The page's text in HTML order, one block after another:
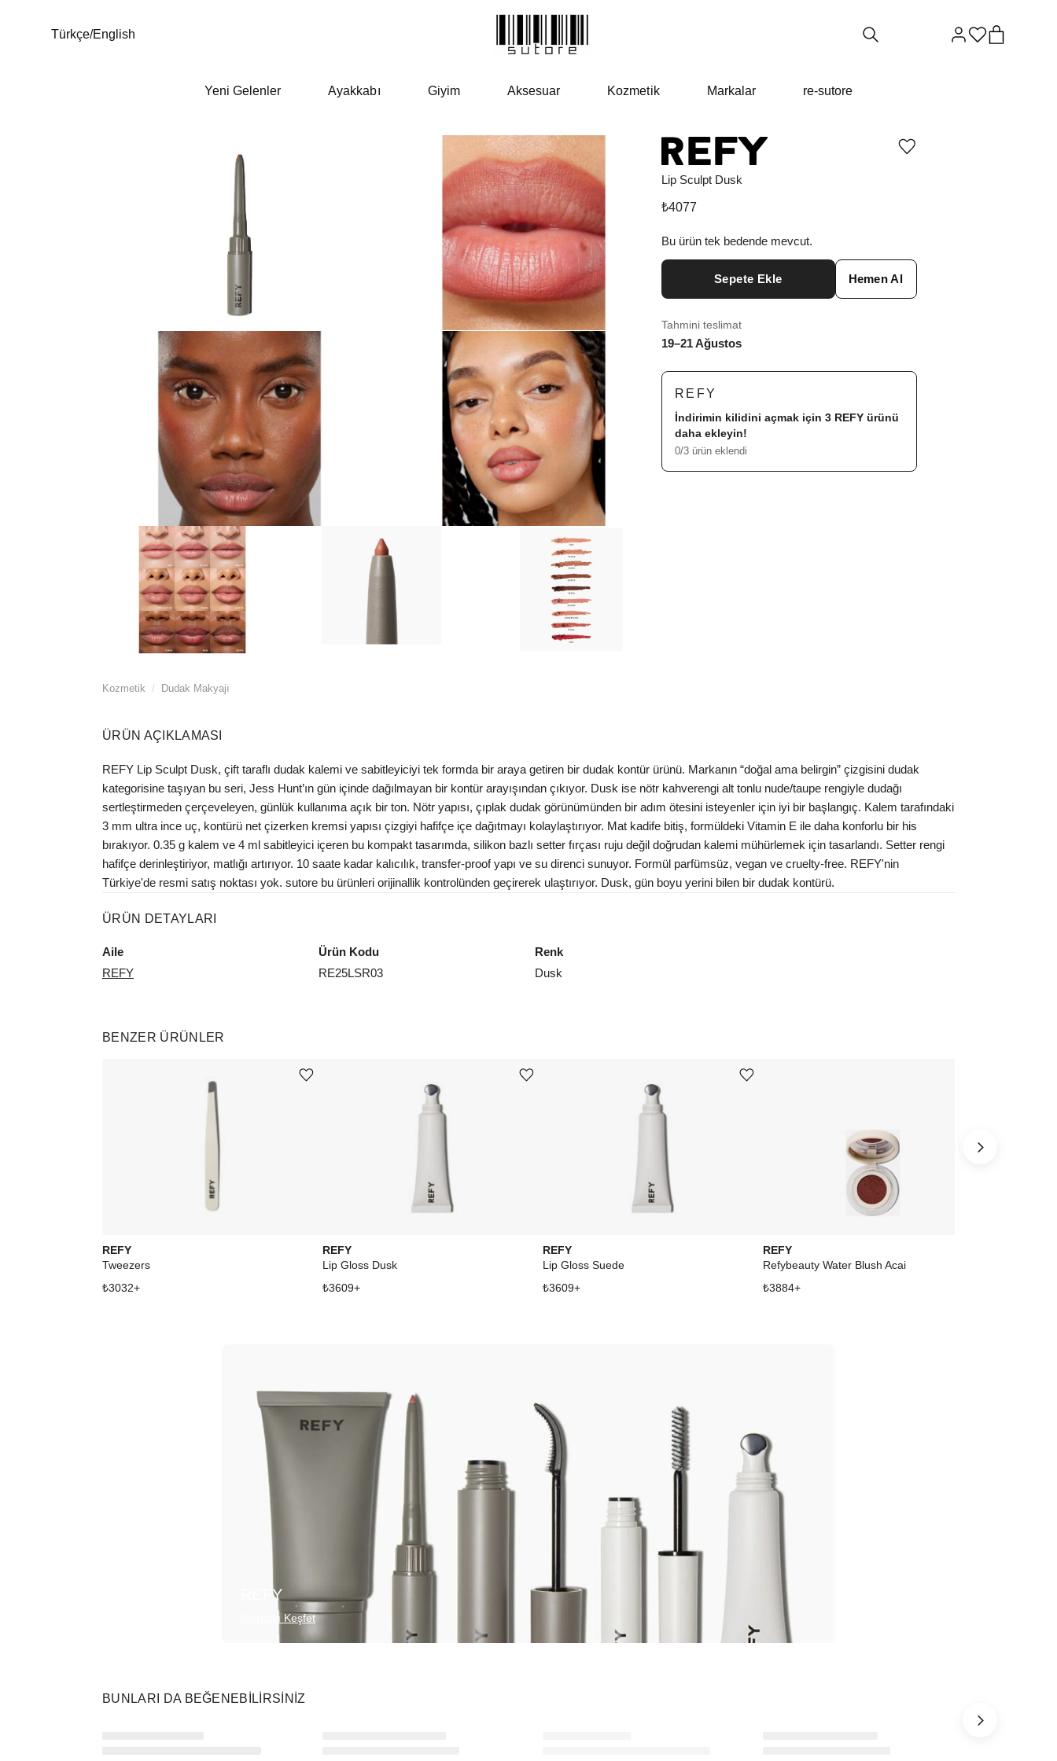
Türkçe/English
Yeni Gelenler Ayakkabı Giyim Aksesuar Kozmetik Markalar re-sutore
Kozmetik / Dudak Makyajı
Lip Sculpt Dusk
Ürünü
₺4077
Bu ürün tek bedende mevcut.
Sepete Ekle Hemen Al
Tahmini teslimat
19–21 Ağustos
REFY
İndirimin kilidini açmak için 3 REFYürünü
daha ekleyin!
0/3 ürün eklendi
ÜRÜN AÇIKLAMASI
REFY Lip Sculpt Dusk, çift taraflı dudak kalemi ve sabitleyiciyi tek formda bir araya getiren bir dudak kontür ürünü. Markanın “doğal ama belirgin” çizgisini dudak
kategorisine taşıyan bu seri, Jess Hunt’ın gün içinde dağılmayan bir kontür arayışından çıkıyor. Dusk ise nötr kahverengi alt tonlu nude/taupe rengiyle dudağı
sertleştirmeden çerçeveleyen, günlük kullanıma açık bir ton. Nötr yapısı, çıplak dudak görünümünden bir adım ötesini isteyenler için iyi bir başlangıç. Kalem tarafındaki
3 mm ultra ince uç, kontürü net çizerken kremsi yapısı çizgiyi hafifçe içe dağıtmayı kolaylaştırıyor. Mat kadife bitiş, formüldeki Vitamin E ile daha konforlu bir his
bırakıyor. 0.35 g kalem ve 4 ml sabitleyici içeren bu kompakt tasarımda, silikon bazlı setter fırçası ruju değil doğrudan kalemi mühürlemek için tasarlandı. Setter rengi
hafifçe derinleştiriyor, matlığı artırıyor. 10 saate kadar kalıcılık, transfer-proof yapı ve su direnci sunuyor. Formül parfümsüz, vegan ve cruelty-free. REFY'nin
Türkiye'de resmi satış noktası yok. sutore bu ürünleri orijinallik kontrolünden geçirerek ulaştırıyor. Dusk, gün boyu yerini bilen bir dudak kontürü.
ÜRÜN DETAYLARI
Aile
REFY
Ürün Kodu
RE25LSR03
Renk
Dusk
BENZER ÜRÜNLER
REFY
Tweezers
₺3032+
Ürünü istek listesine ekle veya listeden çıkar
REFY
Lip Gloss Dusk
₺3609+
Ürünü istek listesine ekle veya listeden çıkar
REFY
Lip Gloss Suede
₺3609+
Ürünü istek listesine ekle veya listeden çıkar
REFY
Refybeauty Water Blush Acai
₺3884+
REFY
Markayı Keşfet
BUNLARI DA BEĞENEBILIRSINIZ